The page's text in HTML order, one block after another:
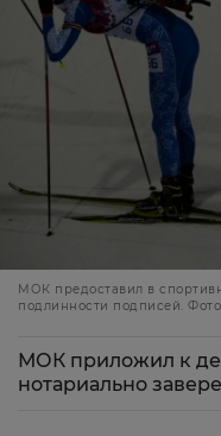
МОК предоставил в
подлинности подписей.
МОК приложил к
нотариально